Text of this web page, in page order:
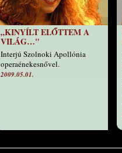
„KINYÍLT ELŐTTEM A
VILÁG…"
Interjú Szolnoki Apollónia
operaénekesnővel.
2009.05.01.